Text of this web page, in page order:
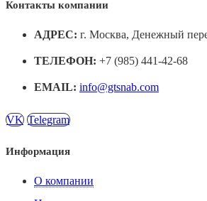
Контакты компании
АДРЕС: г. Москва, Денежный
ТЕЛЕФОН: +7 (985) 441-42-68
EMAIL: info@gtsnab.com
VK Telegram
Информация
О компании